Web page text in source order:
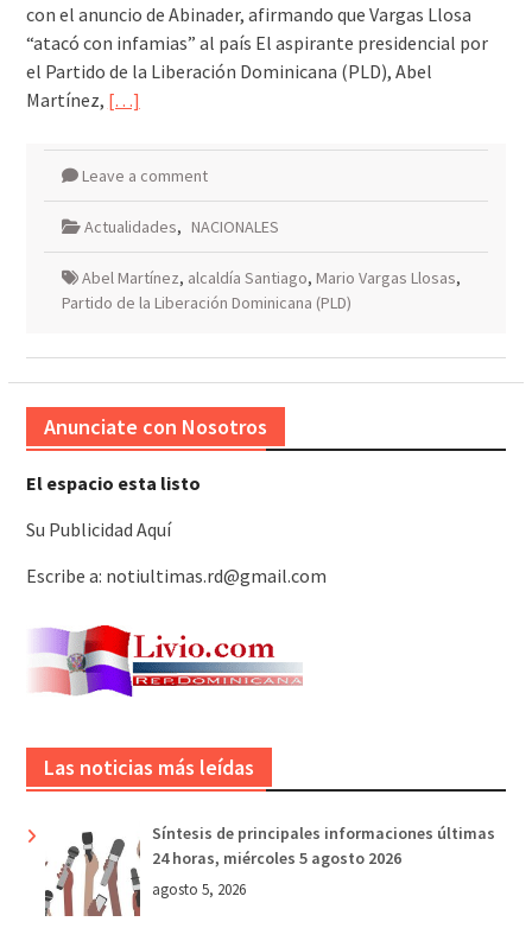
con el anuncio de Abinader, afirmando que Vargas Llosa
“atacó con infamias” al país El aspirante presidencial por
el Partido de la Liberación Dominicana (PLD), Abel
Martínez, […]
Leave a comment
Actualidades, NACIONALES
Abel Martínez, alcaldía Santiago, Mario Vargas Llosas,
Partido de la Liberación Dominicana (PLD)
Anunciate con Nosotros
El espacio esta listo
Su Publicidad Aquí
Escribe a: notiultimas.rd@gmail.com
Las noticias más leídas
Síntesis de principales informaciones últimas
24 horas, miércoles 5 agosto 2026
agosto 5, 2026